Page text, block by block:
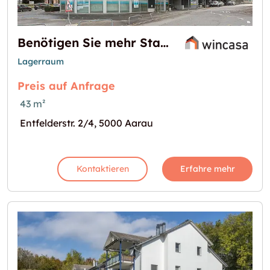
Benötigen Sie mehr Stauraum?
Lagerraum
Preis auf Anfrage
43 m²
Entfelderstr. 2/4, 5000 Aarau
Kontaktieren Erfahre mehr